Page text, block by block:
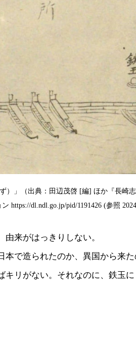
）」（出典：田辺茂啓 [編] ほか『長崎
https://dl.ndl.go.jp/pid/1191426 (参照
来がはっきりしない。
本で造られたのか、異国から来
キリがない。それなのに、鉄玉